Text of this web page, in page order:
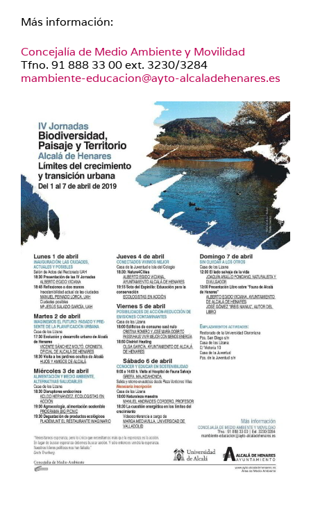
Más información:
Concejalía de Medio Ambiente y Movilidad
Tfno. 91 888 33 00 ext. 3230/3284
mambiente-educacion@ayto-alcaladehenares.es